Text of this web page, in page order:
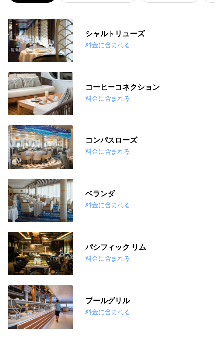
シャルトリューズ
料金に含まれる
コーヒーコネクション
料金に含まれる
コンパスローズ
料金に含まれる
ベランダ
料金に含まれる
パシフィック リム
料金に含まれる
プールグリル
料金に含まれる